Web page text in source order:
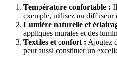
Température confortable :
exemple, utilisez un diffuseur
Lumière naturelle et
appliques murales et des
Textiles et confort : Ajoutez
peut aussi constituer un